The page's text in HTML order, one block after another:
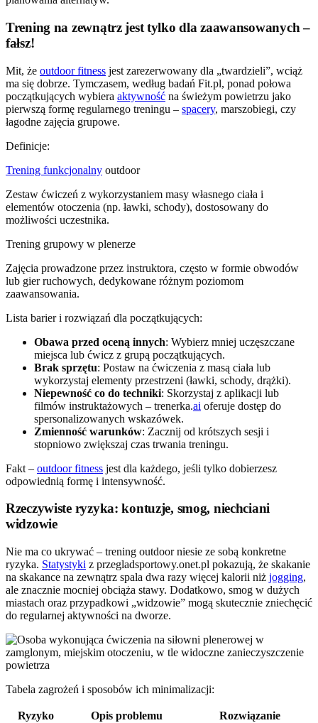
Trening na zewnątrz jest tylko dla zaawansowanych –
fałsz!
Mit, że outdoor fitness jest zarezerwowany dla „twardzieli”, wciąż
ma się dobrze. Tymczasem, według badań Fit.pl, ponad połowa
początkujących wybiera aktywność na świeżym powietrzu jako
pierwszą formę regularnego treningu – spacery, marszobiegi, czy
łagodne zajęcia grupowe.
Definicje:
Trening funkcjonalny outdoor
Zestaw ćwiczeń z wykorzystaniem masy własnego ciała i
elementów otoczenia (np. ławki, schody), dostosowany do
możliwości uczestnika.
Trening grupowy w plenerze
Zajęcia prowadzone przez instruktora, często w formie obwodów
lub gier ruchowych, dedykowane różnym poziomom
zaawansowania.
Lista barier i rozwiązań dla początkujących:
Obawa przed oceną innych: Wybierz mniej uczęszczane
miejsca lub ćwicz z grupą początkujących.
Brak sprzętu: Postaw na ćwiczenia z masą ciała lub
wykorzystaj elementy przestrzeni (ławki, schody, drążki).
Niepewność co do techniki: Skorzystaj z aplikacji lub
filmów instruktażowych – trenerka.ai oferuje dostęp do
spersonalizowanych wskazówek.
Zmienność warunków: Zacznij od krótszych sesji i
stopniowo zwiększaj czas trwania treningu.
Fakt – outdoor fitness jest dla każdego, jeśli tylko dobierzesz
odpowiednią formę i intensywność.
Rzeczywiste ryzyka: kontuzje, smog, niechciani
widzowie
Nie ma co ukrywać – trening outdoor niesie ze sobą konkretne
ryzyka. Statystyki z przegladsportowy.onet.pl pokazują, że skakanie
na skakance na zewnątrz spala dwa razy więcej kalorii niż jogging,
ale znacznie mocniej obciąża stawy. Dodatkowo, smog w dużych
miastach oraz przypadkowi „widzowie” mogą skutecznie zniechęcić
do regularnej aktywności na dworze.
Tabela zagrożeń i sposobów ich minimalizacji:
Ryzyko Opis problemu
Rozwiązanie